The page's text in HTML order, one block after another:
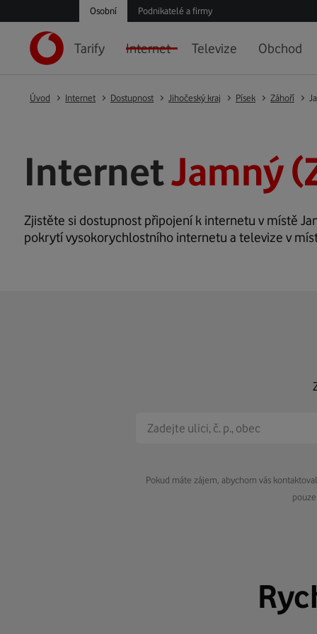
Osobní Podnikatelé a firmy
Tarify Internet Televize Obchod
Úvod Internet Dostupnost Jihočeský kraj Písek Záhoří
InternetJamný
Zjistěte si dostupnost připojení k internetu v místě
pokrytí vysokorychlostního internetu a televize v
Pokud máte zájem, abychom vás